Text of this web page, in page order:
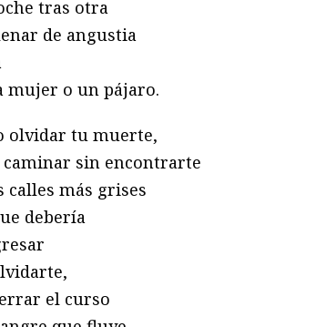
tras otra
de angustia
mujer o un pájaro.
olvidar tu muerte,
caminar sin encontrarte
calles más grises
debería
el curso